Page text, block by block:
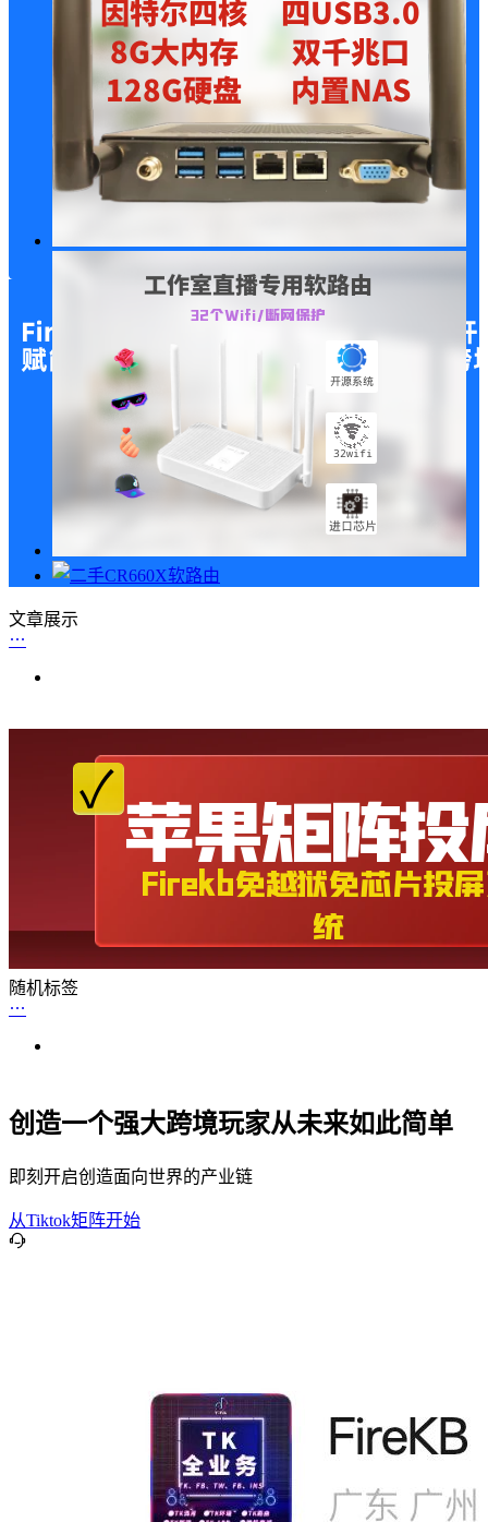
文章展示
随机标签
创造一个强大跨境玩家从未来如此简单
即刻开启创造面向世界的产业链
从Tiktok矩阵开始